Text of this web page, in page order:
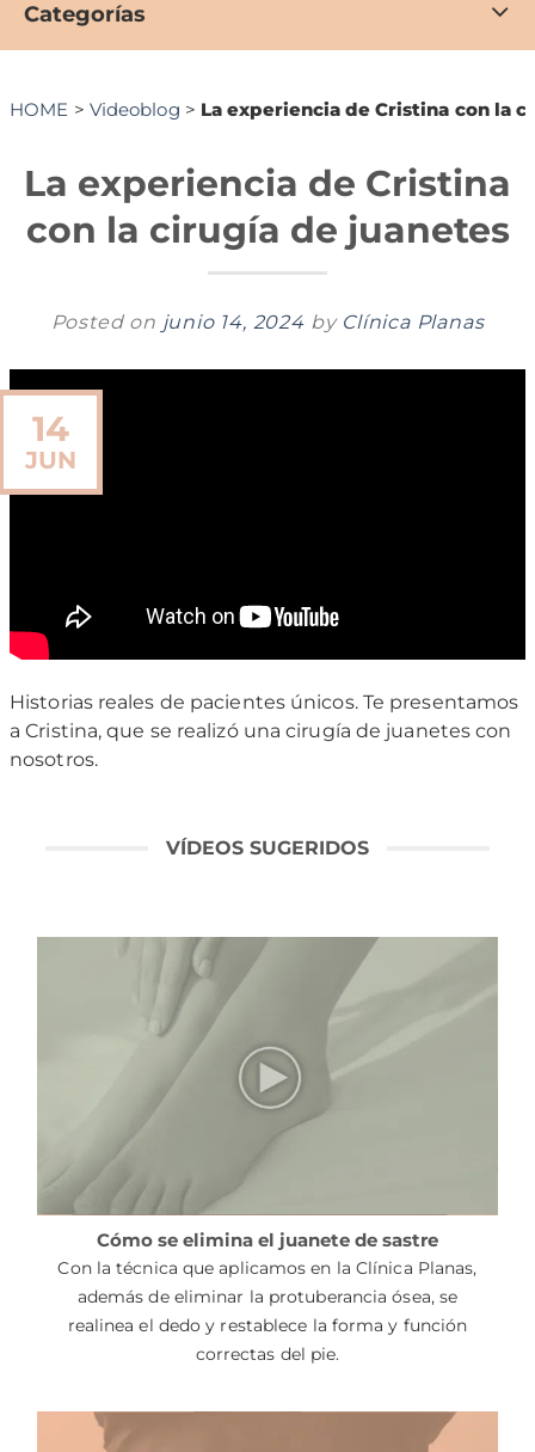
Categorías
HOME > Videoblog > La experiencia de Cristina con la
La experiencia de Cristina
con la cirugía de juanetes
Posted on junio 14, 2024 by Clínica Planas
14
JUN
Historias reales de pacientes únicos. Te presentamos
a Cristina, que se realizó una cirugía de juanetes con
nosotros.
VÍDEOS SUGERIDOS
Cómo se elimina el juanete de sastre
Con la técnica que aplicamos en la Clínica Planas,
además de eliminar la protuberancia ósea, se
realinea el dedo y restablece la forma y función
correctas del pie.